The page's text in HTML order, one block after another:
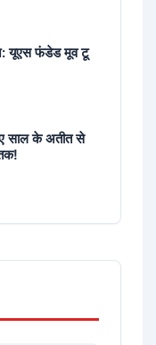
यूएस फंडेड मूव टू
साल के अतीत से